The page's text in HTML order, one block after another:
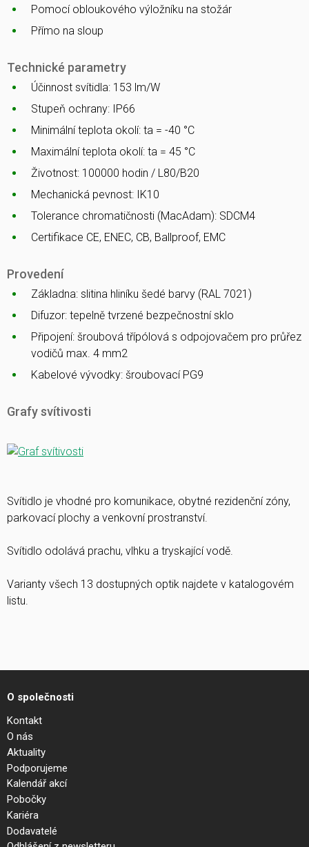
Pomocí obloukového výložníku na stožár
Přímo na sloup
Technické parametry
Účinnost svítidla: 153 lm/W
Stupeň ochrany: IP66
Minimální teplota okolí: ta = -40 °C
Maximální teplota okolí: ta = 45 °C
Životnost: 100000 hodin / L80/B20
Mechanická pevnost: IK10
Tolerance chromatičnosti (MacAdam): SDCM4
Certifikace CE, ENEC, CB, Ballproof, EMC
Provedení
Základna: slitina hliníku šedé barvy (RAL 7021)
Difuzor: tepelně tvrzené bezpečnostní sklo
Připojení: šroubová třípólová s odpojovačem pro průřez
vodičů max. 4 mm2
Kabelové vývodky: šroubovací PG9
Grafy svítivosti
Svítidlo je vhodné pro komunikace, obytné rezidenční zóny,
parkovací plochy a venkovní prostranství.
Svítidlo odolává prachu, vlhku a tryskající vodě.
Varianty všech 13 dostupných optik najdete v katalogovém
listu.
O společnosti
Kontakt
O nás
Aktuality
Podporujeme
Kalendář akcí
Pobočky
Kariéra
Dodavatelé